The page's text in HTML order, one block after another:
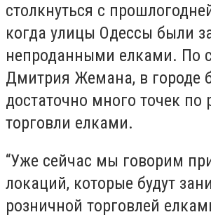
столкнуться с
когда улицы Одессы были
непроданными елками. По
Дмитрия Жемана, в городе
достаточно много точек по
торговли елками.
“Уже сейчас мы говорим
локаций, которые будут
розничной торговлей